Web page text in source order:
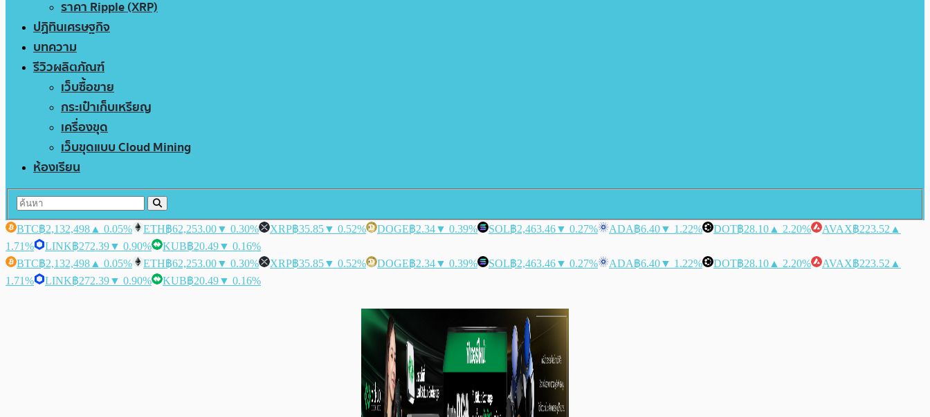
ราคา Ripple (XRP)
ปฏิทินเศรษฐกิจ
บทความ
รีวิวผลิตภัณฑ์
เว็บซื้อขาย
กระเป๋าเก็บเหรียญ
เครื่องขุด
เว็บขุดแบบ Cloud Mining
ห้องเรียน
BTC฿2,132,498 ▲ 0.05% ETH฿62,253.00▼ 0.30% XRP฿35.85▼ 0.52% DOGE฿2.34▼ 0.39% SOL฿2,463.46▼ 0.27% ADA฿6.40▼ 1.22% DOT฿28.10 ▲ 2.20% AVAX฿223.52 ▲
1.71%
LINK฿272.39▼ 0.90% KUB฿20.49▼ 0.16%
BTC฿2,132,498 ▲ 0.05% ETH฿62,253.00▼ 0.30% XRP฿35.85▼ 0.52% DOGE฿2.34▼ 0.39% SOL฿2,463.46▼ 0.27% ADA฿6.40▼ 1.22% DOT฿28.10 ▲ 2.20% AVAX฿223.52 ▲
1.71%
LINK฿272.39▼ 0.90% KUB฿20.49▼ 0.16%